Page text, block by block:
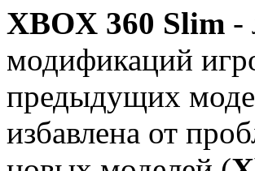
XBOX 360 Slim -
модификаций
предыдущих
избавлена от